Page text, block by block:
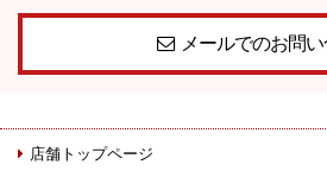
メールでのお問
店舗トップページ